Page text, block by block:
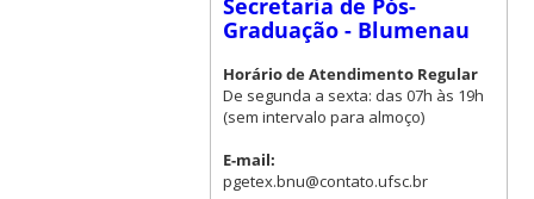
Secretaria de Pós-
Graduação - Blumenau
Horário de Atendimento Regular
De segunda a sexta: das 07h às 19h
(sem intervalo para almoço)
E-mail:
pgetex.bnu@contato.ufsc.br